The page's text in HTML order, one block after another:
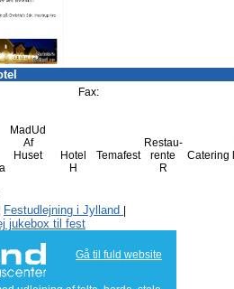
Fax:
MadUd
Af
Huset
Hotel Temafest
Restau-
rente
Catering
H
R
Festudlejning i Jylland
jukebox til fest
Gå til fuld website